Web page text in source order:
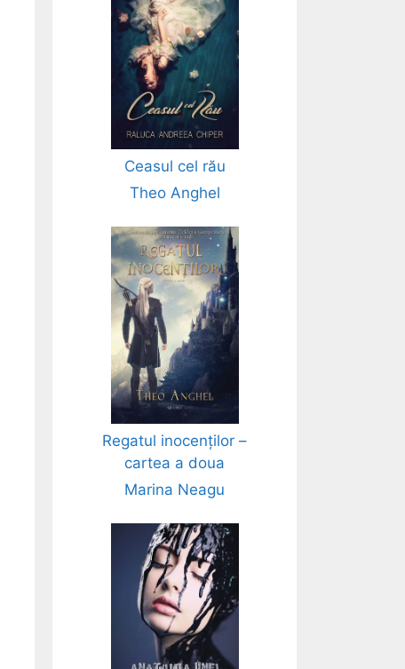
Ceasul cel rău
Theo Anghel
Regatul inocenților –
cartea a doua
Marina Neagu